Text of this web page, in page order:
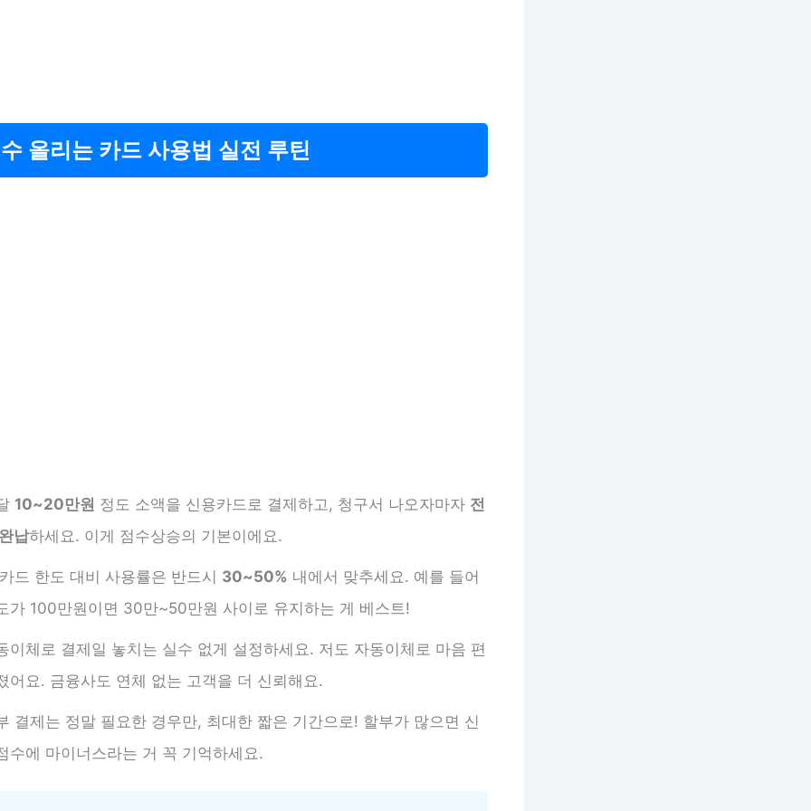
올리는 카드 사용법 실전 루틴
10~20만원 정도 소액을 신용카드로 결제하고, 청구서 나오자마자 전
납하세요. 이게 점수상승의 기본이에요.
드 한도 대비 사용률은 반드시 30~50% 내에서 맞추세요. 예를 들어
가 100만원이면 30만~50만원 사이로 유지하는 게 베스트!
이체로 결제일 놓치는 실수 없게 설정하세요. 저도 자동이체로 마음 편
어요. 금융사도 연체 없는 고객을 더 신뢰해요.
결제는 정말 필요한 경우만, 최대한 짧은 기간으로! 할부가 많으면 신
수에 마이너스라는 거 꼭 기억하세요.